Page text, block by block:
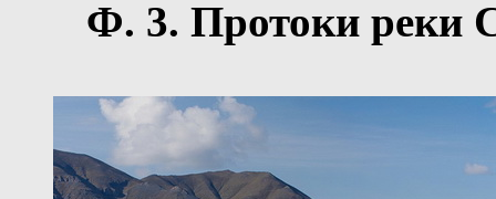
Ф. 3. Протоки реки